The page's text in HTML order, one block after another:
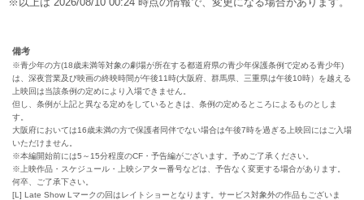
備考
※青少年の方(18歳未満等対象の劇場が所在する都道府県の青少年保護条例で定める青少年)
は、深夜営業及び映画の終映時間が午後11時(大阪府、群馬県、三重県は午後10時）を越える
上映回は当該条例の定めにより入場できません。
但し、条例が上記と異なる定めをしているときは、条例の定めるところによるものとしま
す。
大阪府においては16歳未満の方で保護者同伴でない場合は午後7時を過ぎる上映回にはご入場
いただけません。
※本編開始前には5～15分程度のCF・予告編がございます。予めご了承ください。
※上映作品・スケジュール・上映シアター番号などは、予告なく変更する場合があります。
何卒、ご了承下さい。
[L] Late Show Lマークの回はレイトショーとなります。サービス対象外の作品もございま